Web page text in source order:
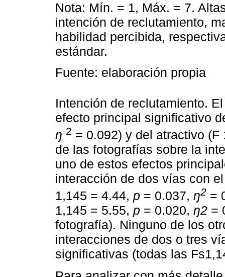
Nota: Mín. = 1, Máx. = 7.
intención de reclutamiento,
habilidad percibida,
estándar.
Fuente: elaboración propia
Intención de reclutamiento.
efecto principal significativo
ŋ 2 = 0.092) y del atractivo
de las fotografías sobre la
uno de estos efectos
interacción de dos vías con
1,145 = 4.44, p = 0.037, ŋ2 =
1,145 = 5.55, p = 0.020, ŋ2 =
fotografía). Ninguno de los
interacciones de dos o tres
significativas (todas las